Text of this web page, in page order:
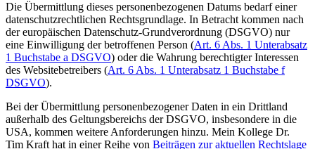
Die Übermittlung dieses personenbezogenen Datums bedarf einer
datenschutzrechtlichen Rechtsgrundlage. In Betracht kommen nach
der europäischen Datenschutz-Grundverordnung (DSGVO) nur
eine Einwilligung der betroffenen Person (Art. 6 Abs. 1 Unterabsatz
1 Buchstabe a DSGVO) oder die Wahrung berechtigter Interessen
des Websitebetreibers (Art. 6 Abs. 1 Unterabsatz 1 Buchstabe f
DSGVO).
Bei der Übermittlung personenbezogener Daten in ein Drittland
außerhalb des Geltungsbereichs der DSGVO, insbesondere in die
USA, kommen weitere Anforderungen hinzu. Mein Kollege Dr.
Tim Kraft hat in einer Reihe von Beiträgen zur aktuellen Rechtslage